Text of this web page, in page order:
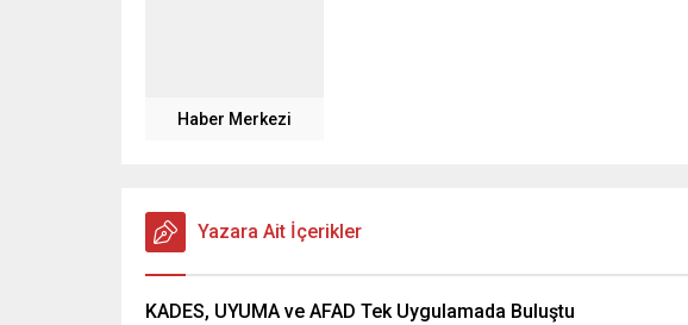
Haber Merkezi
Yazara Ait İçerikler
KADES, UYUMA ve AFAD Tek Uygulamada Buluştu